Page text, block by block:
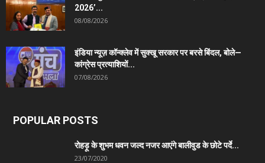
2026’...
08/08/2026
इंडिया न्यूज़ कॉन्क्लेव में सुक्खू सरकार पर बरसे बिंदल, बोले—
कांग्रेस प्रत्याशियों...
07/08/2026
POPULAR POSTS
रोहड़ू के शुभम धवन जल्द नजर आएंगे बालीवुड के छोटे पर्दे...
23/07/2020